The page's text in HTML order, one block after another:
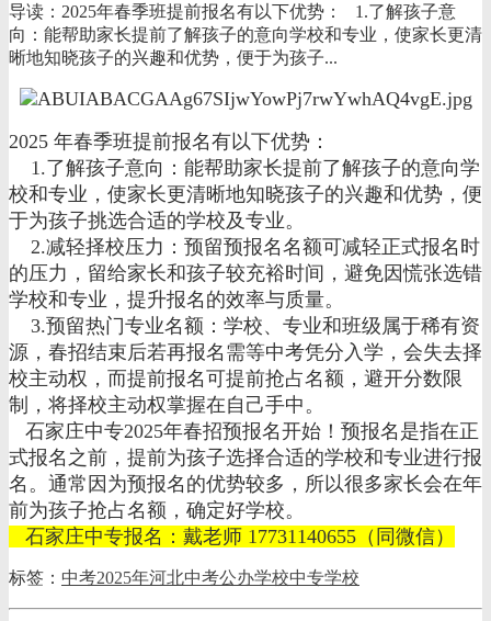
导读：2025年春季班提前报名有以下优势： 1.了解孩子意
向：能帮助家长提前了解孩子的意向学校和专业，使家长更清
晰地知晓孩子的兴趣和优势，便于为孩子...
2025 年春季班提前报名有以下优势：
1.了解孩子意向：能帮助家长提前了解孩子的意向学
校和专业，使家长更清晰地知晓孩子的兴趣和优势，便
于为孩子挑选合适的学校及专业。
2.减轻择校压力：预留预报名名额可减轻正式报名时
的压力，留给家长和孩子较充裕时间，避免因慌张选错
学校和专业，提升报名的效率与质量。
3.预留热门专业名额：学校、专业和班级属于稀有资
源，春招结束后若再报名需等中考凭分入学，会失去择
校主动权，而提前报名可提前抢占名额，避开分数限
制，将择校主动权掌握在自己手中。
石家庄中专2025年春招预报名开始！预报名是指在正
式报名之前，提前为孩子选择合适的学校和专业进行报
名。通常因为预报名的优势较多，所以很多家长会在年
前为孩子抢占名额，确定好学校。
石家庄中专报名：戴老师 17731140655（同微信）
标签： 中考2025年河北中考公办学校中专学校